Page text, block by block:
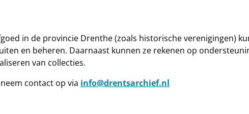
in de provincie Drenthe (zoals historische verenigingen)
en beheren. Daarnaast kunnen ze rekenen op
van collecties.
contact op via info@drentsarchief.nl